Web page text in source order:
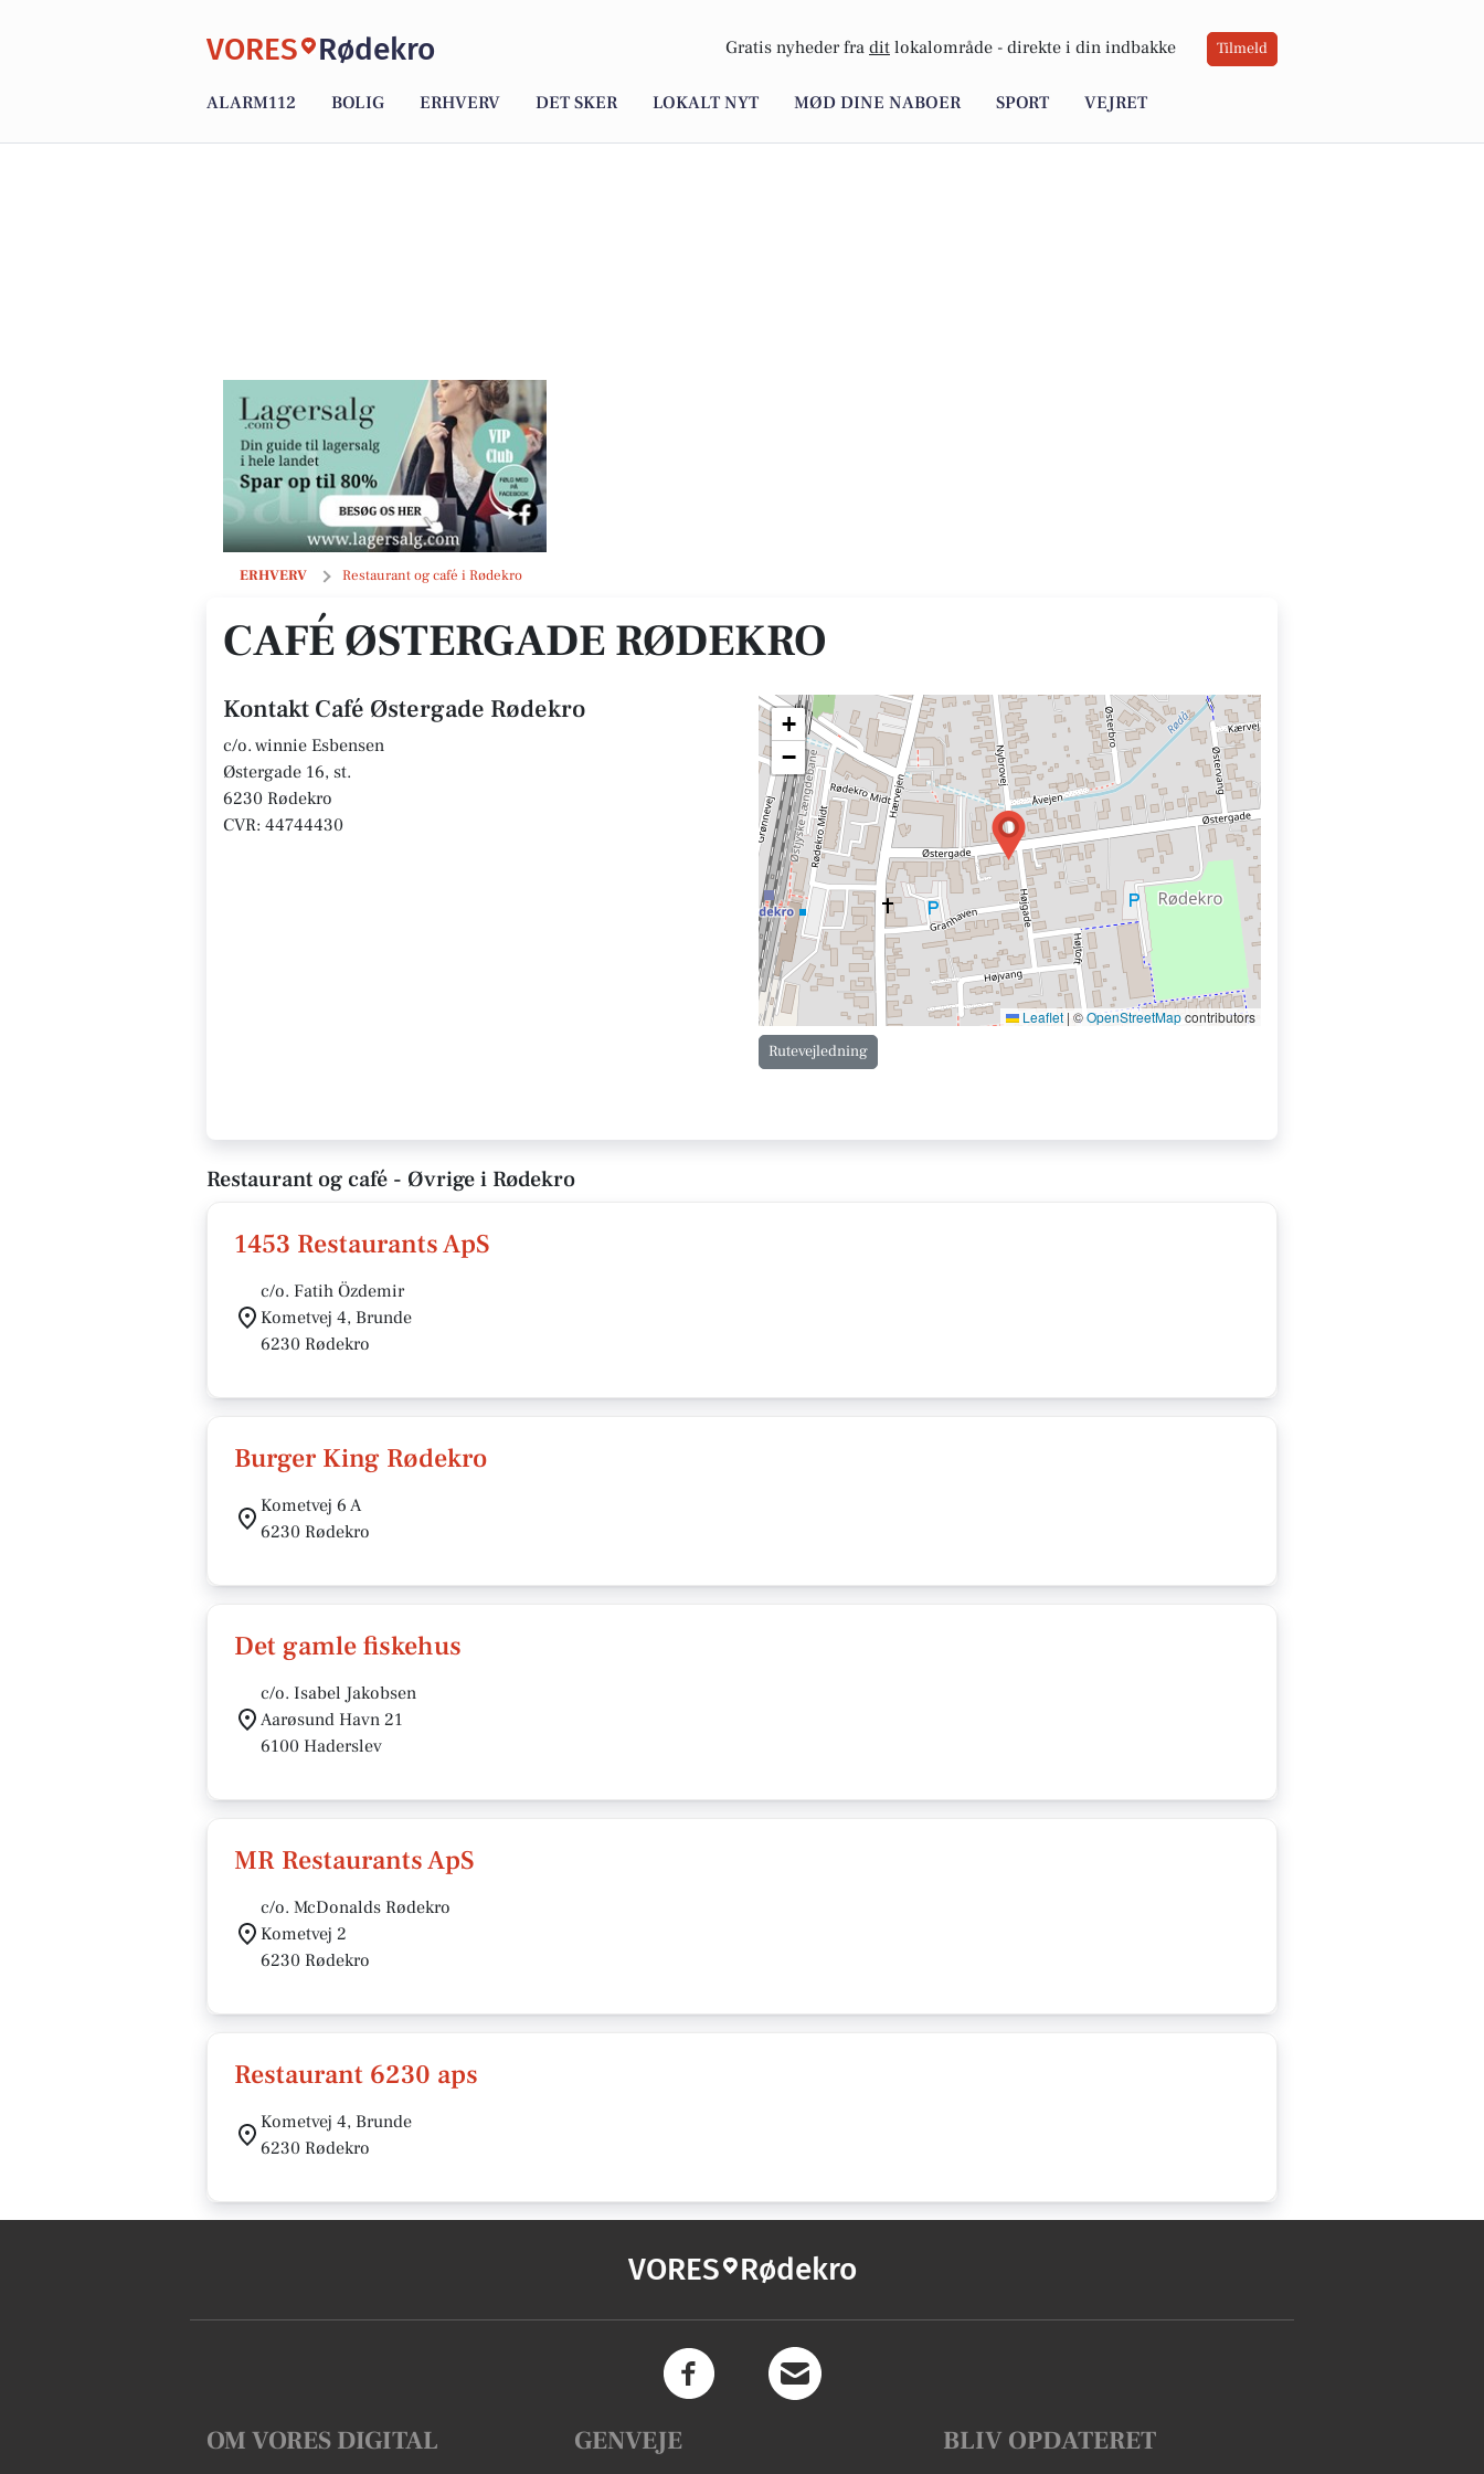
VORES Rødekro Gratis nyheder fra dit lokalområde - direkte i din indbakke Tilmeld
ALARM112 BOLIG ERHVERV DET SKER LOKALT NYT MØD DINE NABOER SPORT VEJRET
ERHVERV Restaurant og café i Rødekro
Café Østergade Rødekro
CAFÉ ØSTERGADE RØDEKRO
Kontakt Café Østergade Rødekro
c/o. winnie Esbensen
Østergade 16, st.
6230 Rødekro
CVR: 44744430
+
−
Leaflet | ©OpenStreetMapcontributors
Rutevejledning
Restaurant og café - Øvrige i Rødekro
1453 Restaurants ApS
c/o. Fatih Özdemir
Kometvej 4, Brunde
6230 Rødekro
Burger King Rødekro
Kometvej 6 A
6230 Rødekro
Det gamle fiskehus
c/o. Isabel Jakobsen
Aarøsund Havn 21
6100 Haderslev
MR Restaurants ApS
c/o. McDonalds Rødekro
Kometvej 2
6230 Rødekro
Restaurant 6230 aps
Kometvej 4, Brunde
6230 Rødekro
VORES Rødekro
OM VORES DIGITAL GENVEJE BLIV OPDATERET